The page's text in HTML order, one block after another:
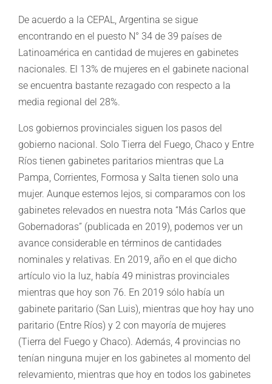
De acuerdo a la CEPAL, Argentina se sigue
encontrando en el puesto N° 34 de 39 países de
Latinoamérica en cantidad de mujeres en gabinetes
nacionales. El 13% de mujeres en el gabinete nacional
se encuentra bastante rezagado con respecto a la
media regional del 28%.
Los gobiernos provinciales siguen los pasos del
gobierno nacional. Solo Tierra del Fuego, Chaco y Entre
Ríos tienen gabinetes paritarios mientras que La
Pampa, Corrientes, Formosa y Salta tienen solo una
mujer. Aunque estemos lejos, si comparamos con los
gabinetes relevados en nuestra nota “Más Carlos que
Gobernadoras” (publicada en 2019), podemos ver un
avance considerable en términos de cantidades
nominales y relativas. En 2019, año en el que dicho
artículo vio la luz, había 49 ministras provinciales
mientras que hoy son 76. En 2019 sólo había un
gabinete paritario (San Luis), mientras que hoy hay uno
paritario (Entre Ríos) y 2 con mayoría de mujeres
(Tierra del Fuego y Chaco). Además, 4 provincias no
tenían ninguna mujer en los gabinetes al momento del
relevamiento, mientras que hoy en todos los gabinetes